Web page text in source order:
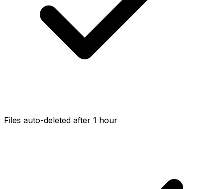
Files auto-deleted after 1 hour